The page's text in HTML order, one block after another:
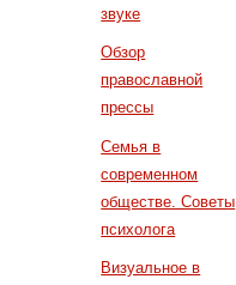
звуке
Обзор
православной
прессы
Семья в
современном
обществе. Советы
психолога
Визуальное в